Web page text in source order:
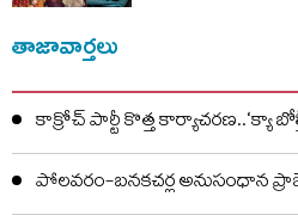
తాజావార్తలు
కాక్రోచ్ పార్టీ కొత్త కార్యాచరణ..‘క్యా
పోలవరం-బనకచర్ల అనుసంధాన